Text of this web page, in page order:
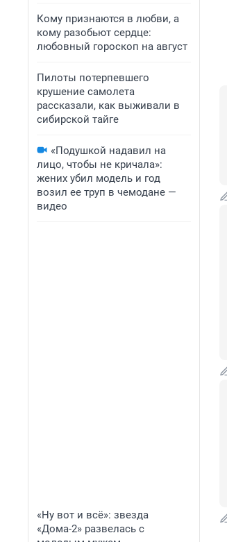
Кому признаются в любви, а
кому разобьют сердце:
любовный гороскоп на август
Пилоты потерпевшего
крушение самолета
рассказали, как выживали в
сибирской тайге
«Подушкой надавил на
лицо, чтобы не кричала»:
жених убил модель и год
возил ее труп в чемодане —
видео
«Ну вот и всё»: звезда
«Дома-2» развелась с